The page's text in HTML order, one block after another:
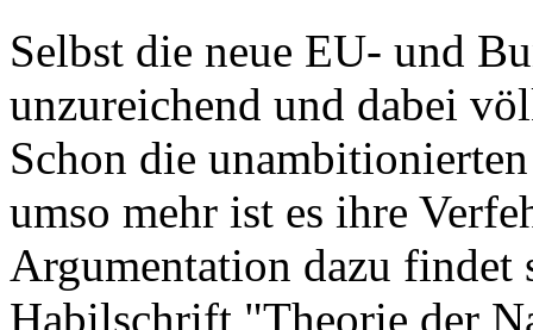
Selbst die neue EU- und
unzureichend und dabei
Schon die
umso mehr ist es ihre
Argumentation dazu
Habilschrift "Theorie der